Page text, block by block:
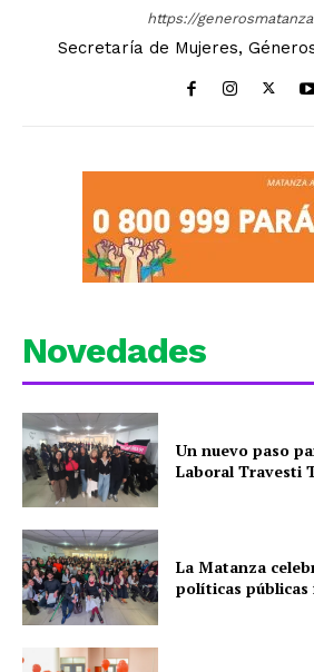
https://
Secretaría de Mujeres,
Novedades
Un nuevo paso
Laboral Travesti
La Matanza
políticas públicas